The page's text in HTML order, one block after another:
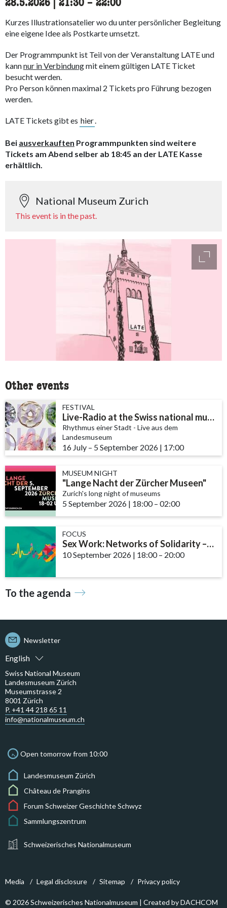
28.5.2026 21:30 accessibility.time_to
– 22:00
Kurzes Illustrationsatelier wo du unter persönlicher Begleitung
eine eigene Idee als Postkarte umsetzt.
Der Programmpunkt ist Teil von der Veranstaltung LATE und
kannnur in Verbindungmit einem gültigen LATE Ticket
besucht werden.
Pro Person können maximal 2 Tickets pro Führung bezogen
werden.
LATE Tickets gibt es hier.
Bei ausverkauften Programmpunkten sind weitere
Tickets am Abend selber ab 18:45 an der LATE Kasse
erhältlich.
National Museum Zurich
This event is in the past.
Other events
FESTIVAL
Live-Radio at the Swiss national museum
Rhythmus einer Stadt - Live aus dem
Landesmuseum
16 July accessibility.time_to
– 5 September 2026 | 17:00
MUSEUM NIGHT
"Lange Nacht der Zürcher Museen"
Zurich's long night of museums
5 September 2026 | 18:00accessibility.time_to
–02:00
FOCUS
Sex Work: Networks of Solidarity – The Role of Community and Support ...
10 September 2026 | 18:00– 20:00
To the agenda
English
Newsletter
Swiss National Museum
Landesmuseum Zürich
Museumstrasse 2
8001 Zürich
P. +41 44 218 65 11
info@nationalmuseum.ch
Open tomorrow from 10:00
Landesmuseum Zürich
Château de Prangins
Forum Schweizer Geschichte Schwyz
Sammlungszentrum
Schweizerisches Nationalmuseum
Media Legal disclosure Sitemap Privacy policy
© 2026 Schweizerisches Nationalmuseum | Created byDACHCOM